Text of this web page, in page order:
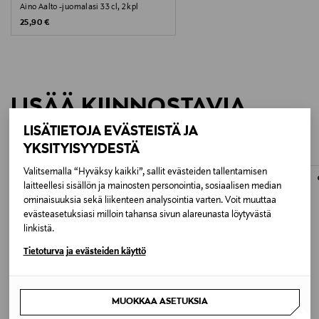
LISÄTIETOJA EVÄSTEISTÄ JA
YKSITYISYYDESTÄ
Valitsemalla “Hyväksy kaikki”, sallit evästeiden tallentamisen
laitteellesi sisällön ja mainosten personointia, sosiaalisen median
ominaisuuksia sekä liikenteen analysointia varten. Voit muuttaa
evästeasetuksiasi milloin tahansa sivun alareunasta löytyvästä
linkistä.
Tietoturva ja evästeiden käyttö
MUOKKAA ASETUKSIA
Aino Aalto -juomalasi 33 cl, 2 kpl
Original Price
25,90 €
LISÄÄ KIINNOSTAVIA
TUOTTEITA
ONLINE EXCLUSIVE